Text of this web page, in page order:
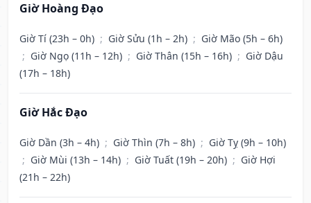
Giờ Hoàng Đạo
Giờ Tí (23h – 0h) ; Giờ Sửu (1h – 2h) ; Giờ Mão (5h – 6h)
; Giờ Ngọ (11h – 12h) ; Giờ Thân (15h – 16h) ; Giờ Dậu
(17h – 18h)
Giờ Hắc Đạo
Giờ Dần (3h – 4h) ; Giờ Thìn (7h – 8h) ; Giờ Tỵ (9h – 10h)
; Giờ Mùi (13h – 14h) ; Giờ Tuất (19h – 20h) ; Giờ Hợi
(21h – 22h)